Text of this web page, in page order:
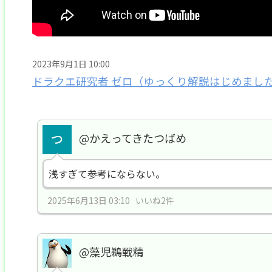
2023年9月1日 10:00
ドラクエ研究者 ゼロ（ゆっくり解説はじめまし
@かえってきたつばめ
浅すぎて参考にならない。
2025年6月13日 03:10 いいね2件
@藻児鵜戰精